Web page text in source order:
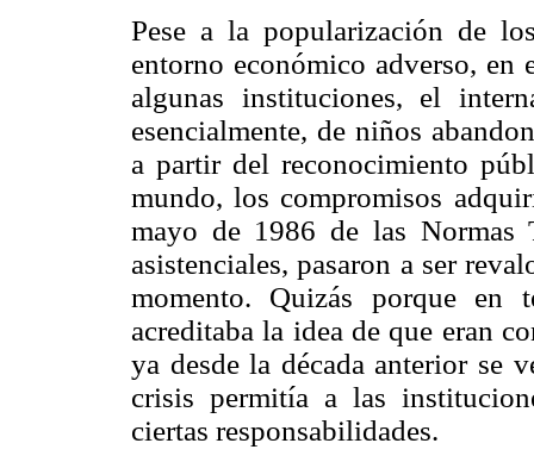
Pese a la popularización de
entorno económico adverso, en
algunas instituciones, el
esencialmente, de niños
a partir del reconocimiento
mundo, los compromisos
mayo de 1986 de las Normas
asistenciales, pasaron a ser
momento. Quizás porque en
acreditaba la idea de que eran
ya desde la década anterior se
crisis permitía a las
ciertas responsabilidades.